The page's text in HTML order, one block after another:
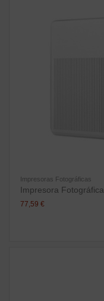
Impresoras Fotográficas
Impresora
77,59 €